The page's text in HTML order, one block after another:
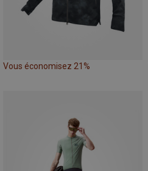
Vous économisez 21%